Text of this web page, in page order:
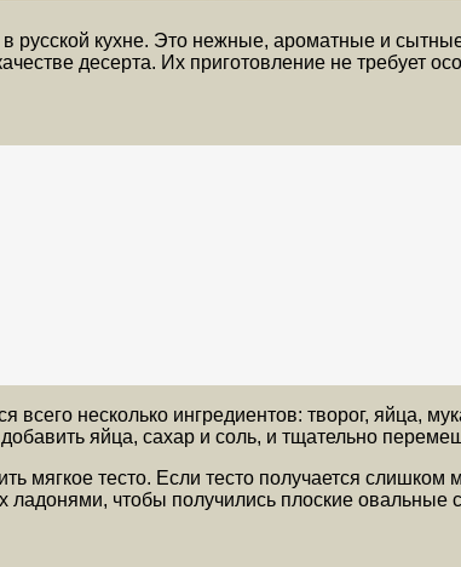
кухне. Это нежные, ароматные и
десерта. Их приготовление не требует
несколько ингредиентов: творог, яйца,
яйца, сахар и соль, и тщательно
мягкое тесто. Если тесто получается
чтобы получились плоские